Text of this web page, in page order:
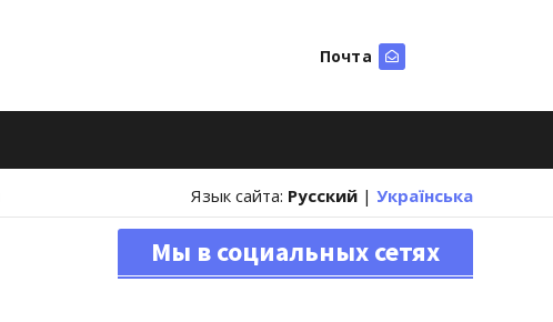
Почта
Язык сайта: Русский | Українська
Мы в социальных сетях